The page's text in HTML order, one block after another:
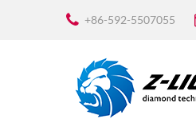
+86-592-5507055